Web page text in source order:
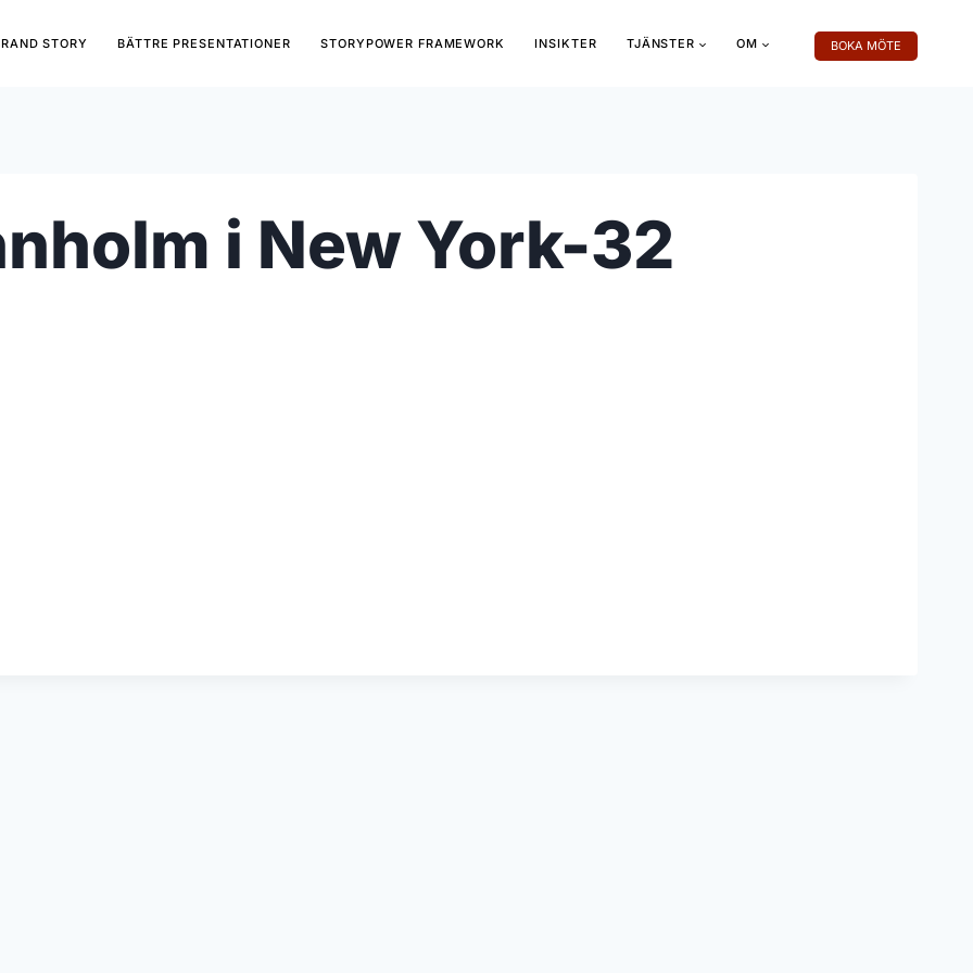
STORY BÄTTRE PRESENTATIONER STORYPOWER FRAMEWORK INSIKTER TJÄNSTER OM BOKA MÖTE
i New York-32